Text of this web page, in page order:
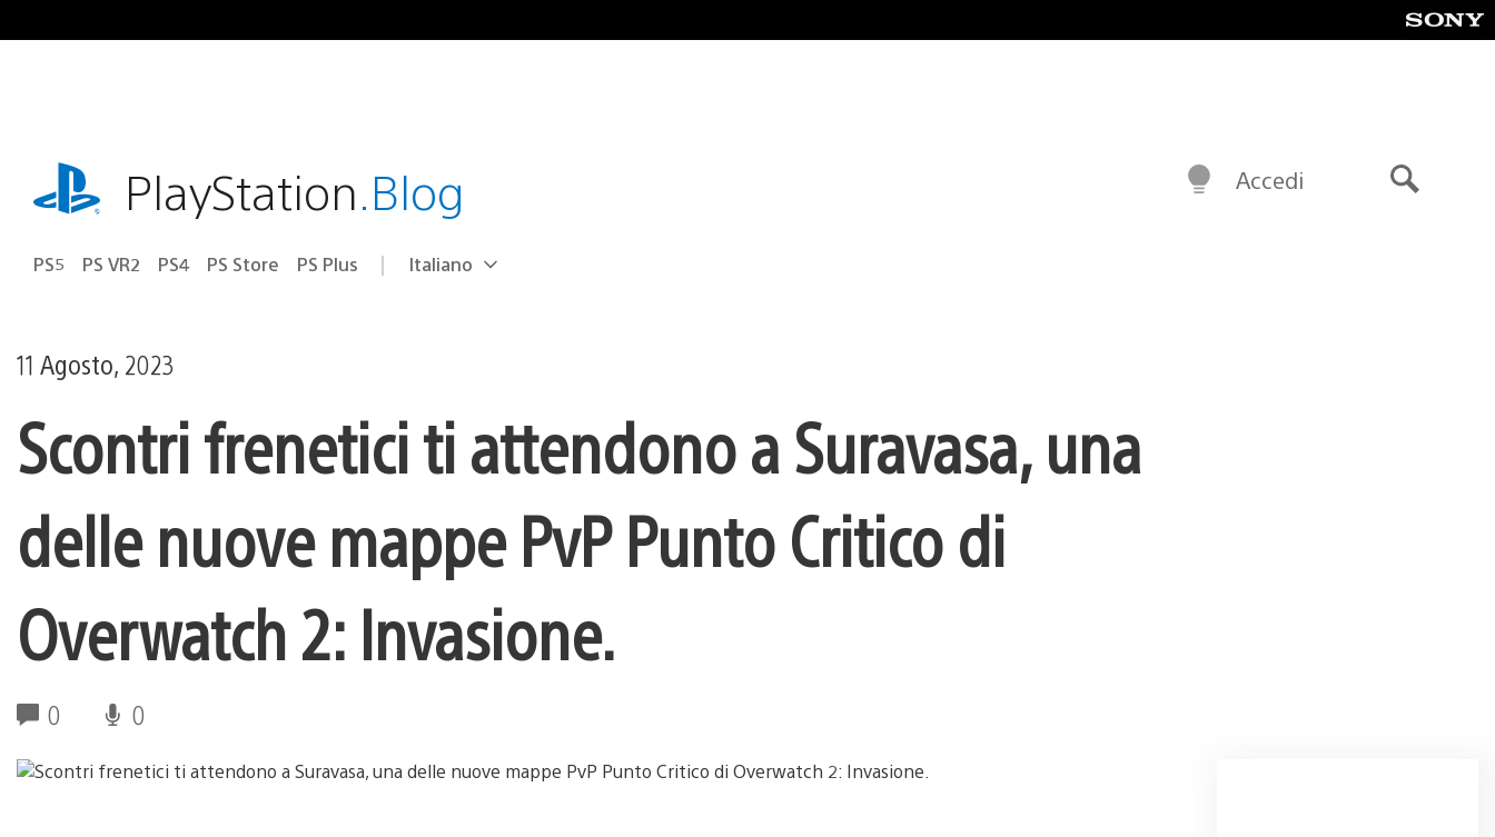
al
playstation.comPlayStation.Blog
PS5 PS VR2 PS4 PS Store PS Plus Seleziona
Regione
Italiano
Accedi
11 Agosto, 2023
Scontri frenetici ti attendono a Suravasa, una
delle nuove mappe PvP Punto Critico di
Overwatch 2: Invasione.
0 0